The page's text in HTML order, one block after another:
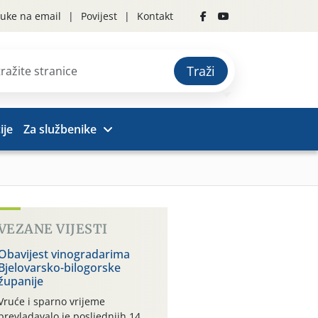
na email Povijest Kontakt
Traži
Za službenike
VIJESTI
vinogradarima
bilogorske
i sparno vrijeme